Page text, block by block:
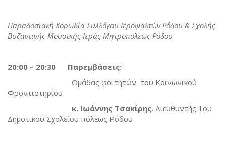
Παραδοσιακή Χορωδία Συλλόγου Ιεροψαλτών Ρόδου & Σχολής
Βυζαντινής Μουσικής Ιεράς Μητροπόλεως Ρόδου
20:00 – 20:30 Παρεμβάσεις:
Ομάδας φοιτητών του Κοινωνικού
Φροντιστηρίου
κ. Ιωάννης Τσακίρης, Διευθυντής 1ου
Δημοτικού Σχολείου πόλεως Ρόδου